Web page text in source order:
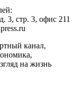
3, стр. 3, офис 211
канал,
на жизнь